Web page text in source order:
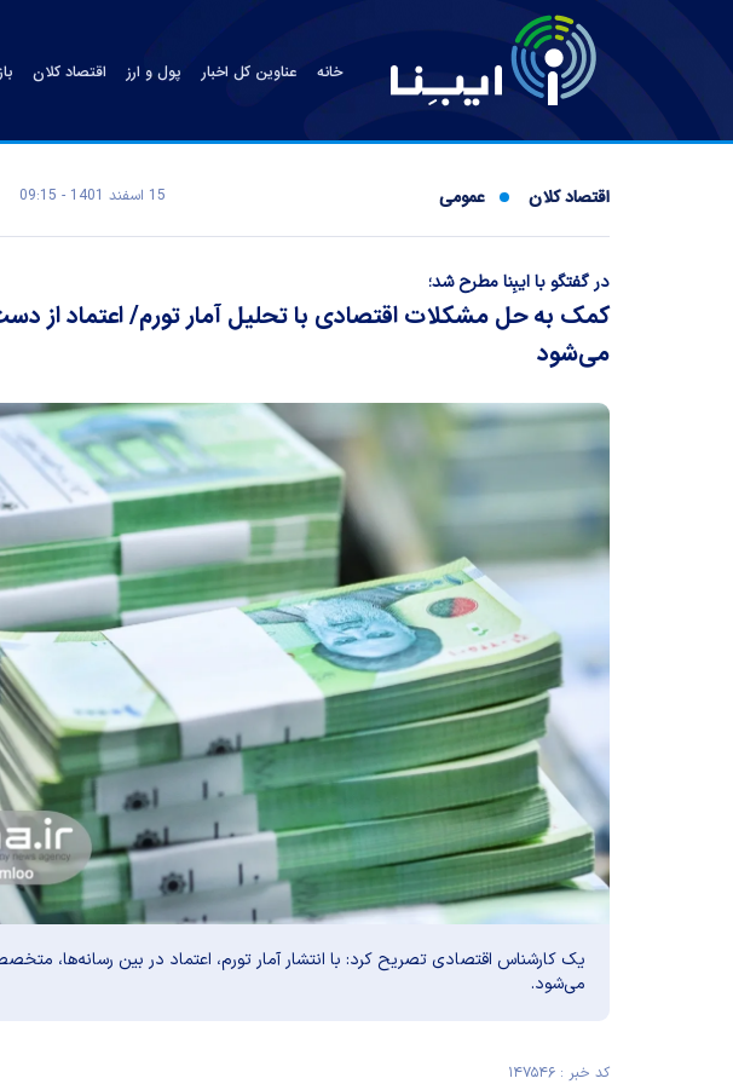
خانه عناوین کل اخبار پول و ارز اقتصاد کلان
اقتصاد کلان عمومی 15 اسفند 1401 - 09:15
در گفتگو با ایبِنا مطرح شد؛
کمک به حل مشکلات اقتصادی با تحلیل آمار تورم/ اعتماد از
می‌شود
یک کارشناس اقتصادی تصریح کرد: با انتشار آمار تورم، اعتماد در بین رسانه‌ها،
می‌شود.
کد خبر : ۱۴۷۵۴۶